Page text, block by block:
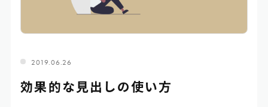
2019.06.26
効果的な見出しの使い方